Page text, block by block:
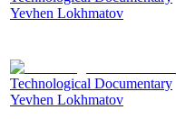
Yevhen Lokhmatov
Technological Documentary
Yevhen Lokhmatov